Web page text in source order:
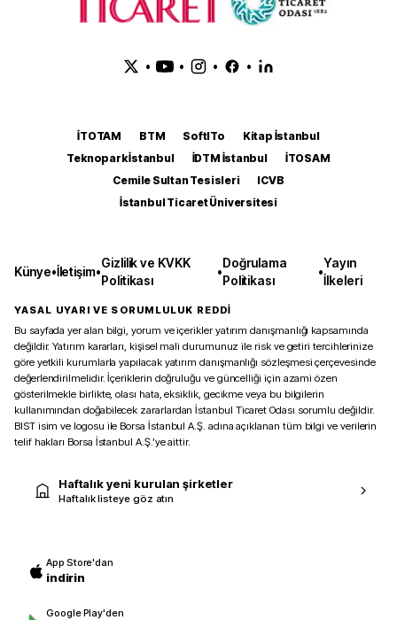
• • • •
İTOTAM BTM SoftITo
Kitap İstanbul
Teknopark İstanbul
İDTM İstanbul
İTOSAM
Cemile Sultan Tesisleri
ICVB
İstanbul Ticaret Üniversitesi
Künye•İletişim•
Gizlilik ve KVKK
Politikası
•
Doğrulama
Politikası
•
Yayın
İlkeleri
YASAL UYARI VE SORUMLULUK REDDİ
Bu sayfada yer alan bilgi, yorum ve içerikler yatırım danışmanlığı kapsamında
değildir. Yatırım kararları, kişisel mali durumunuz ile risk ve getiri tercihlerinize
göre yetkili kurumlarla yapılacak yatırım danışmanlığı sözleşmesi çerçevesinde
değerlendirilmelidir. İçeriklerin doğruluğu ve güncelliği için azami özen
gösterilmekle birlikte, olası hata, eksiklik, gecikme veya bu bilgilerin
kullanımından doğabilecek zararlardan İstanbul Ticaret Odası sorumlu değildir.
BIST isim ve logosu ile Borsa İstanbul A.Ş. adına açıklanan tüm bilgi ve verilerin
telif hakları Borsa İstanbul A.Ş.’ye aittir.
Haftalık yeni kurulan şirketler
Haftalık listeye göz atın
App Store'dan
indirin
Google Play'den